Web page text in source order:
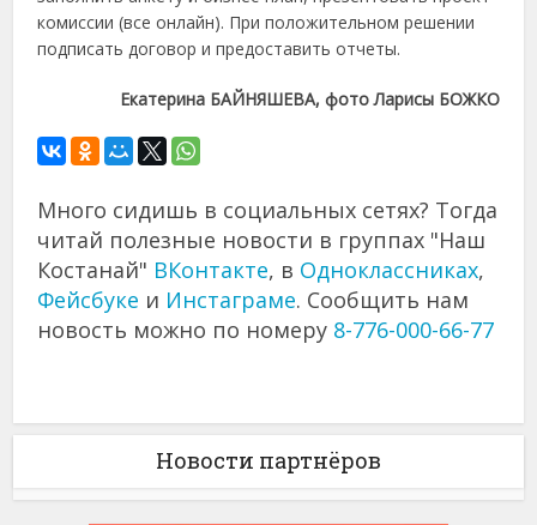
комиссии (все онлайн). При положительном решении
подписать договор и предоставить отчеты.
Екатерина БАЙНЯШЕВА, фото Ларисы БОЖКО
Много сидишь в социальных сетях? Тогда
читай полезные новости в группах "Наш
Костанай" ВКонтакте, в Одноклассниках,
Фейсбуке и Инстаграме. Сообщить нам
новость можно по номеру 8-776-000-66-77
Новости партнёров